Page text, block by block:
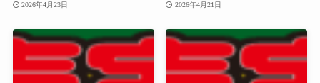
2026年4月23日 2026年4月21日